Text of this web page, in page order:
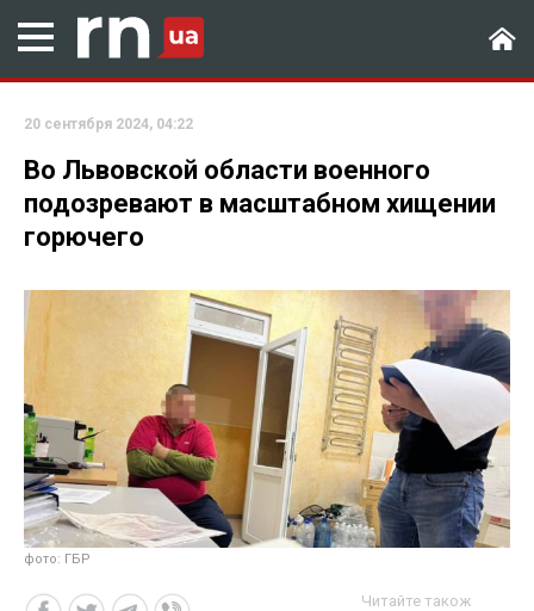
20 сентября 2024, 04:22
Во Львовской области военного
подозревают в масштабном хищении
горючего
фото: ГБР
Читайте також